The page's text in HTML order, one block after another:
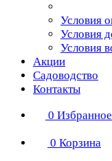
Условия
Условия
Условия
Акции
Садоводство
Контакты
0 Избранное
0 Корзина